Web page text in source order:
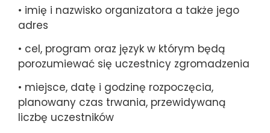
• imię i nazwisko organizatora a także jego
adres
• cel, program oraz język w którym będą
porozumiewać się uczestnicy zgromadzenia
• miejsce, datę i godzinę rozpoczęcia,
planowany czas trwania, przewidywaną
liczbę uczestników